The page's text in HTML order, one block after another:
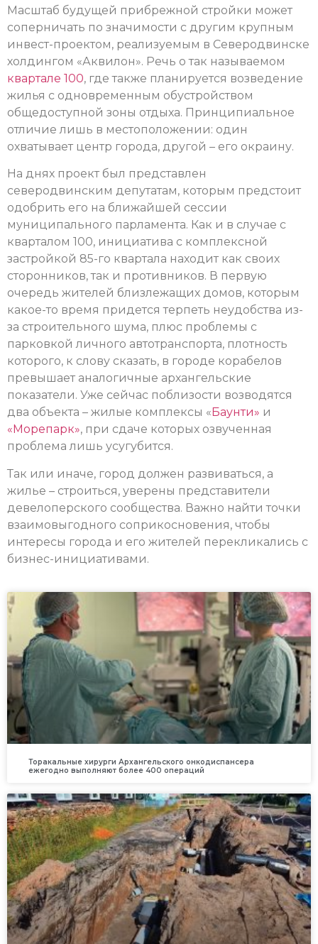
Масштаб будущей прибрежной стройки может
соперничать по значимости с другим крупным
инвест-проектом, реализуемым в Северодвинске
холдингом «Аквилон». Речь о так называемом
квартале 100, где также планируется возведение
жилья с одновременным обустройством
общедоступной зоны отдыха. Принципиальное
отличие лишь в местоположении: один
охватывает центр города, другой – его окраину.
На днях проект был представлен
северодвинским депутатам, которым предстоит
одобрить его на ближайшей сессии
муниципального парламента. Как и в случае с
кварталом 100, инициатива с комплексной
застройкой 85-го квартала находит как своих
сторонников, так и противников. В первую
очередь жителей близлежащих домов, которым
какое-то время придется терпеть неудобства из-
за строительного шума, плюс проблемы с
парковкой личного автотранспорта, плотность
которого, к слову сказать, в городе корабелов
превышает аналогичные архангельские
показатели. Уже сейчас поблизости возводятся
два объекта – жилые комплексы « Баунти» и
«Морепарк», при сдаче которых озвученная
проблема лишь усугубится.
Так или иначе, город должен развиваться, а
жилье – строиться, уверены представители
девелоперского сообщества. Важно найти точки
взаимовыгодного соприкосновения, чтобы
интересы города и его жителей перекликались с
бизнес-инициативами.
Торакальные хирурги Архангельского онкодиспансера
ежегодно выполняют более 400 операций